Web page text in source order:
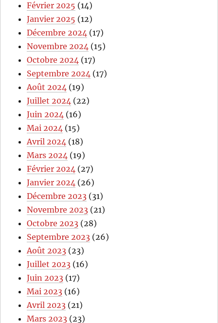
Février 2025 (14)
Janvier 2025 (12)
Décembre 2024 (17)
Novembre 2024 (15)
Octobre 2024 (17)
Septembre 2024 (17)
Août 2024 (19)
Juillet 2024 (22)
Juin 2024 (16)
Mai 2024 (15)
Avril 2024 (18)
Mars 2024 (19)
Février 2024 (27)
Janvier 2024 (26)
Décembre 2023 (31)
Novembre 2023 (21)
Octobre 2023 (28)
Septembre 2023 (26)
Août 2023 (23)
Juillet 2023 (16)
Juin 2023 (17)
Mai 2023 (16)
Avril 2023 (21)
Mars 2023 (23)